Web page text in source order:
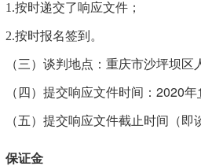
1.按时递交了响应文件；
2.按时报名签到。
（三）谈判地点：重庆市沙坪坝
（四）提交响应文件时间： 2020年
（五）提交响应文件截止时间（即
保证金